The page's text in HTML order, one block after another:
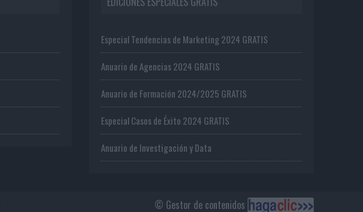
Especial Tendencias de Marketing 2024 GRATIS
Anuario de Agencias 2024 GRATIS
Anuario de Formación 2024/2025 GRATIS
Especial Casos de Éxito 2024 GRATIS
Anuario de Investigación y Data
© Gestor de contenidos